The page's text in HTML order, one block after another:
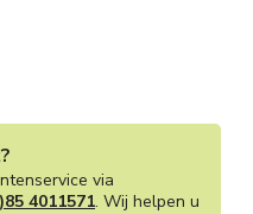
via
4011571. Wij helpen u